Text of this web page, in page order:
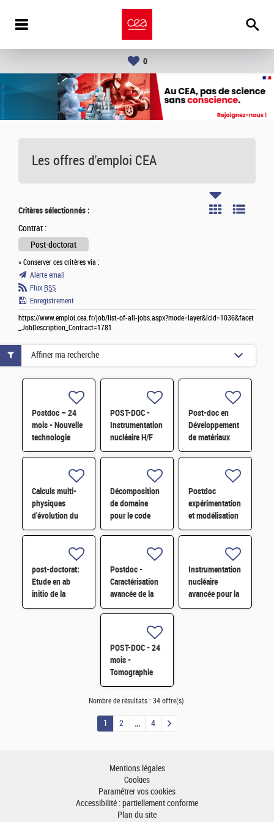
0
Les offres d'emploi CEA
Critères sélectionnés :
Contrat :
Post-doctorat
» Conserver ces critères via :
Alerte email
Flux RSS
Enregistrement
https://www.emploi.cea.fr/job/list-of-all-jobs.aspx?mode=layer&lcid=1036&facet
_JobDescription_Contract=1781
Postdoc – 24
mois - Nouvelle
technologie
d'imagerie
infrarouge H/F
POST-DOC -
Instrumentation
nucléaire H/F
Post-doc en
Développement
de matériaux
dérivés de
fonctionnalisé
par des
composés redox
H/F
Calculs multi-
physiques
d'évolution du
combustible à
réacteur par
simulation
Monte-Carlo
Décomposition
de domaine
pour le code
Monte-Carlo de
TRIPOLI-5 H/F
Postdoc
expérimentation
et modélisation
multiphysique
post-doctorat:
Etude en ab
initio de la
thermodiffusion
Postdoc -
Caractérisation
avancée de la
stabilité des
photovoltaïques
tandem H/F
Instrumentation
nucléaire
avancée pour la
mesure
POST-DOC - 24
mois -
Tomographie
rayon X -
neutrons de
H/F
Affiner ma recherche
Nombre de résultats : 34 offre(s)
1 2 4
Mentions légales
Cookies
Paramétrer vos cookies
Accessibilité : partiellement conforme
Plan du site